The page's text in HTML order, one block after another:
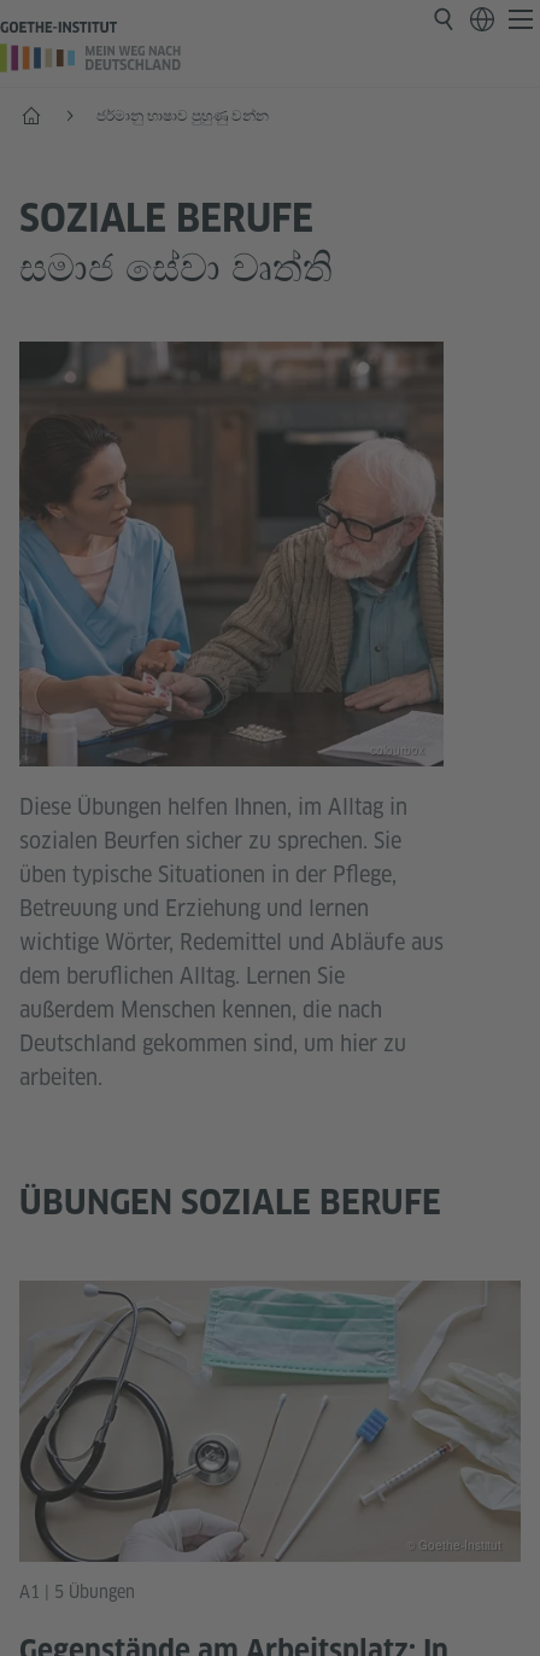
ආරම්භය ජර්මානු භාෂාව පුහුණු වන්න
SOZIALE BERUFE
සමාජ සේවා වෘත්ති
colourbox
Diese Übungen helfen Ihnen, im Alltag in
sozialen Beurfen sicher zu sprechen. Sie
üben typische Situationen in der Pflege,
Betreuung und Erziehung und lernen
wichtige Wörter, Redemittel und Abläufe aus
dem beruflichen Alltag. Lernen Sie
außerdem Menschen kennen, die nach
Deutschland gekommen sind, um hier zu
arbeiten.
ÜBUNGEN SOZIALE BERUFE
A1 | 5 Übungen
© Goethe-Institut